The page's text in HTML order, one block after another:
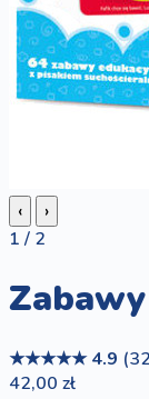
‹
›
1 / 2
★★★★★ 4.9
42,00 zł